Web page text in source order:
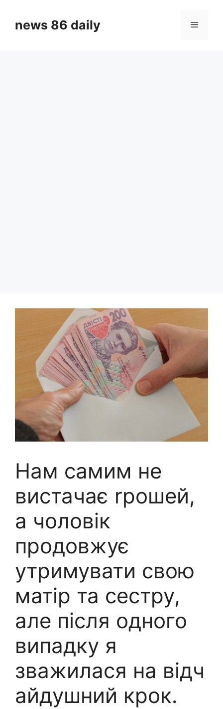
contentnews 86 daily Menu
Нам самим не
вистачає rрошей,
а чоловік
продовжує
утримувати свою
матір та сестру,
але після одного
випадку я
зважилася на відч
айдушний крок.